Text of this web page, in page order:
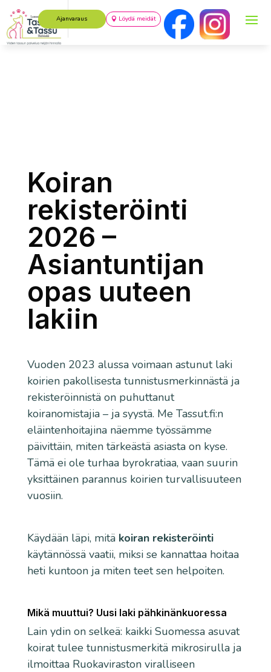
Ajanvaraus Löydä meidät
Koiran
rekisteröinti
2026 –
Asiantuntijan
opas uuteen
lakiin
Vuoden 2023 alussa voimaan astunut laki
koirien pakollisesta tunnistusmerkinnästä ja
rekisteröinnistä on puhuttanut
koiranomistajia – ja syystä. Me Tassut.fi:n
eläintenhoitajina näemme työssämme
päivittäin, miten tärkeästä asiasta on kyse.
Tämä ei ole turhaa byrokratiaa, vaan suurin
yksittäinen parannus koirien turvallisuuteen
vuosiin.
Käydään läpi, mitä koiran rekisteröinti
käytännössä vaatii, miksi se kannattaa hoitaa
heti kuntoon ja miten teet sen helpoiten.
Mikä muuttui? Uusi laki pähkinänkuoressa
Lain ydin on selkeä: kaikki Suomessa asuvat
koirat tulee tunnistusmerkitä mikrosirulla ja
ilmoittaa Ruokaviraston viralliseen